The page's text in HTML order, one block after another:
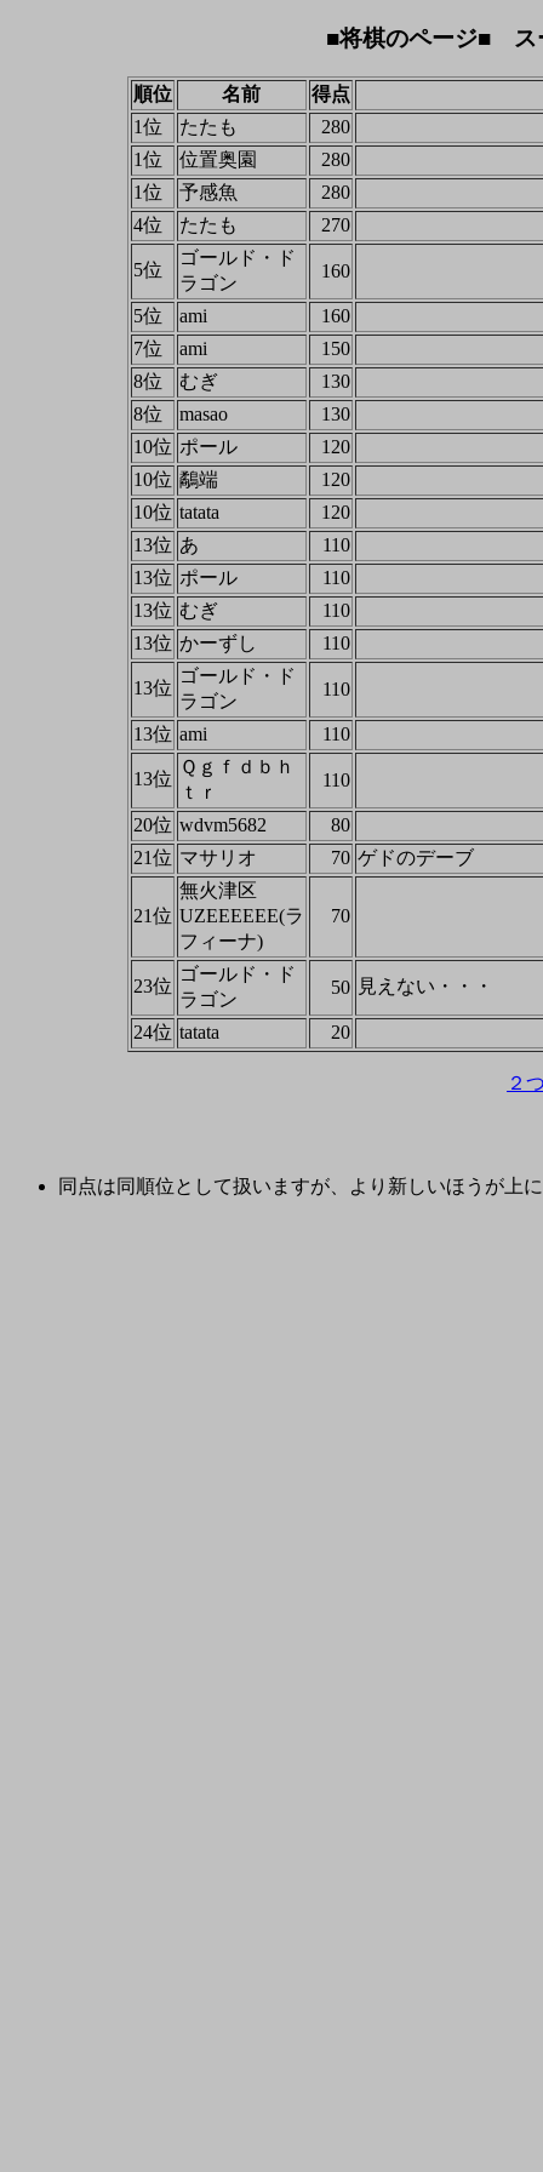
■将棋のページ■ ス
順位 名前
得点
1位
たたも
280
1位
位置奥園
280
1位
予感魚
280
4位
たたも 270
5位
ゴールド・ド
ラゴン
160
5位 ami
160
7位
ami
150
8位
むぎ
130
8位
masao
130
10位 ポール
120
10位 鷸端
120
10位 tatata
120
13位 あ
110
13位 ポール
110
13位 むぎ
110
13位 かーずし 110
13位
ゴールド・ド
ラゴン
110
13位 ami 110
13位
Ｑｇｆｄｂｈ
ｔｒ
110
20位 wdvm5682
80
21位 マサリオ 70 ゲドのデーブ
21位
無火津区
UZEEEEEE(ラ
フィーナ)
70
23位
ゴールド・ド
ラゴン
50 見えない・・・
24位 tatata 20
２
同点は同順位として扱いますが、より新しいほうが上